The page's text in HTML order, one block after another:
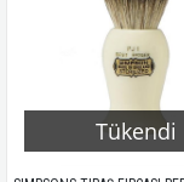
Tükendi